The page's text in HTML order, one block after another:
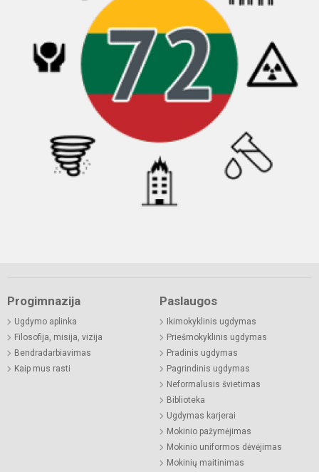
Progimnazija
Ugdymo aplinka
Filosofija, misija, vizija
Bendradarbiavimas
Kaip mus rasti
Paslaugos
Ikimokyklinis ugdymas
Priešmokyklinis ugdymas
Pradinis ugdymas
Pagrindinis ugdymas
Neformalusis švietimas
Biblioteka
Ugdymas karjerai
Mokinio pažymėjimas
Mokinio uniformos dėvėjimas
Mokinių maitinimas